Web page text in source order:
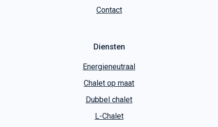
Energieneutraal
Chalet op maat
Dubbel chalet
L-Chalet
Tiny House